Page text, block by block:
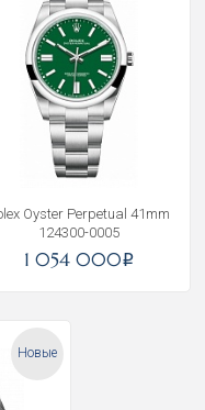
Oyster Perpetual 41mm
124300-0005
1 054 000i
Новые